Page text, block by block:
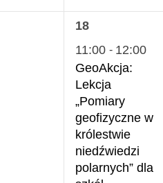
1
18
11:00- 12:00
GeoAkcja:
Lekcja
„Pomiary
geofizyczne w
królestwie
niedźwiedzi
polarnych” dla